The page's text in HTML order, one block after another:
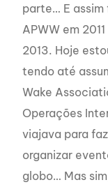
parte… E assim
APWW em
2013. Hoje
tendo até
Wake
Operações
viajava para
organizar
globo… Mas